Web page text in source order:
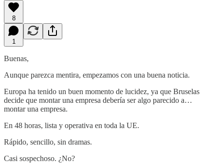
8
1
Buenas,
Aunque parezca mentira, empezamos con una buena noticia.
Europa ha tenido un buen momento de lucidez, ya que Bruselas
decide que montar una empresa debería ser algo parecido a…
montar una empresa.
En 48 horas, lista y operativa en toda la UE.
Rápido, sencillo, sin dramas.
Casi sospechoso. ¿No?